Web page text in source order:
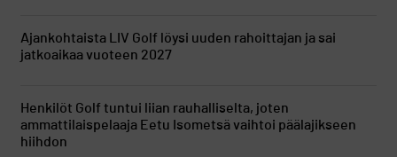
Ajankohtaista LIV Golf löysi uuden rahoittajan ja sai
jatkoaikaa vuoteen 2027
Henkilöt Golf tuntui liian rauhalliselta, joten
ammattilaispelaaja Eetu Isometsä vaihtoi päälajikseen
hiihdon